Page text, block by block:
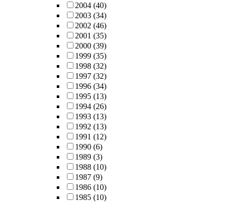
2004 (40)
2003 (34)
2002 (46)
2001 (35)
2000 (39)
1999 (35)
1998 (32)
1997 (32)
1996 (34)
1995 (13)
1994 (26)
1993 (13)
1992 (13)
1991 (12)
1990 (6)
1989 (3)
1988 (10)
1987 (9)
1986 (10)
1985 (10)